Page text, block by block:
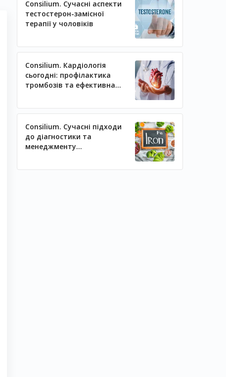
Consilium. Сучасні аспекти
тестостерон-замісної
терапії у чоловіків
Consilium. Кардіологія
сьогодні: профілактика
тромбозів та ефективна
Consilium. Сучасні підходи
до діагностики та
менеджменту